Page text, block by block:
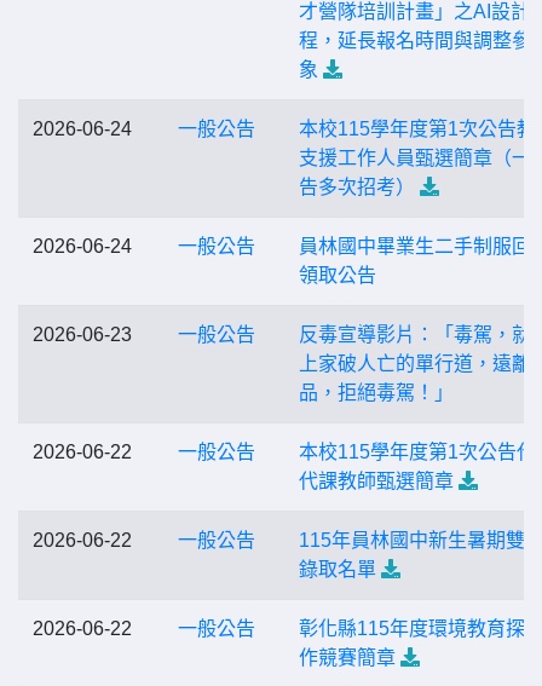
才營隊培訓計畫」之AI設計
程，延長報名時間與調整參
象
2026-06-24 一般公告
本校115學年度第1次公告教
支援工作人員甄選簡章（一
告多次招考）
2026-06-24 一般公告
員林國中畢業生二手制服回
領取公告
2026-06-23 一般公告
反毒宣導影片：「毒駕，就
上家破人亡的單行道，遠離
品，拒絕毒駕！」
2026-06-22 一般公告
本校115學年度第1次公告代
代課教師甄選簡章
2026-06-22 一般公告
115年員林國中新生暑期雙
錄取名單
2026-06-22 一般公告
彰化縣115年度環境教育探
作競賽簡章